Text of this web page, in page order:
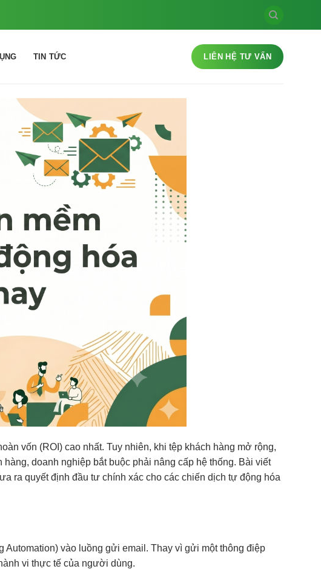
TIN TỨC LIÊN HỆ TƯ VẤN
vốn (ROI) cao nhất. Tuy nhiên, khi tệp khách hàng mở rộng,
doanh nghiệp bắt buộc phải nâng cấp hệ thống. Bài viết
ra quyết định đầu tư chính xác cho các chiến dịch tự động hóa
vào luồng gửi email. Thay vì gửi một thông điệp
vi thực tế của người dùng.